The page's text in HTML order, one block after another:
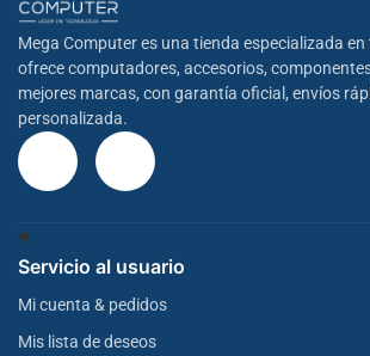
Mega Computer es una tienda especializada
ofrece computadores, accesorios,
mejores marcas, con garantía oficial, envíos
personalizada.
Servicio al usuario
Mi cuenta & pedidos
Mis lista de deseos